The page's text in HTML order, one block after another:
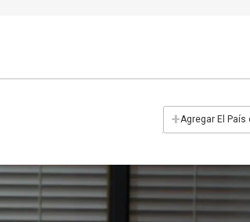
+Agregar El País